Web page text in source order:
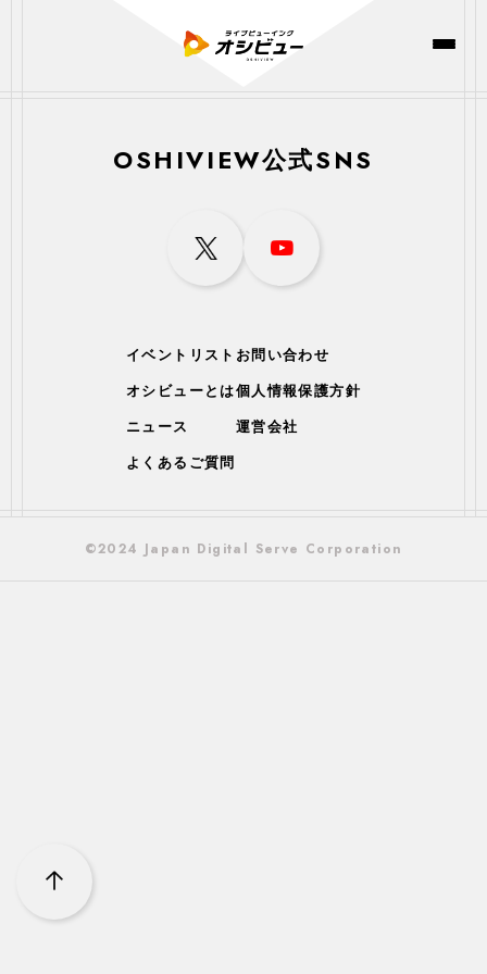
OSHIVIEW公式SNS
イベントリスト
オシビューとは
ニュース
よくあるご質問
お問い合わせ
個人情報保護方針
運営会社
©2024 Japan Digital Serve Corporation